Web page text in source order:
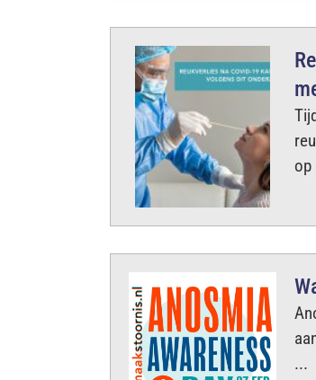
op
...